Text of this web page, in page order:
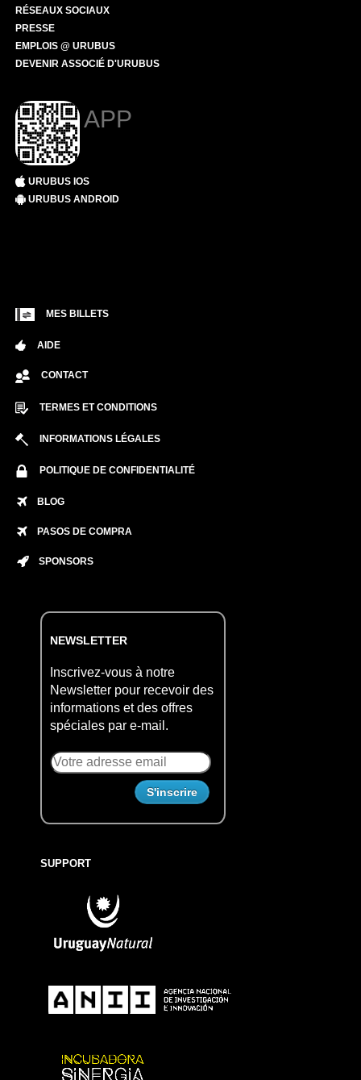
RÉSEAUX SOCIAUX
PRESSE
EMPLOIS @ URUBUS
DEVENIR ASSOCIÉ D'URUBUS
APP
URUBUS IOS
URUBUS ANDROID
MES BILLETS
AIDE
CONTACT
TERMES ET CONDITIONS
INFORMATIONS LÉGALES
POLITIQUE DE CONFIDENTIALITÉ
BLOG
PASOS DE COMPRA
SPONSORS
NEWSLETTER
Inscrivez-vous à notre
Newsletter pour recevoir des
informations et des offres
spéciales par e-mail.
SUPPORT